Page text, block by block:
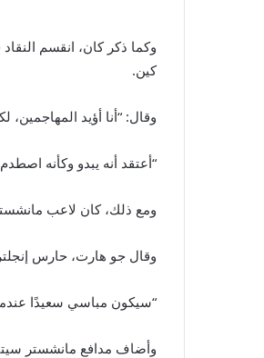
وكما ذكر كان، انقسم
كين.
وقال: “أنا أؤيد
“أعتقد أنه يبدو وكأنه
ومع ذلك، كان لاعب
وقال جو هارت، حارس
“سيكون مباسي سعيدًا
وأضاف مدافع مانشستر